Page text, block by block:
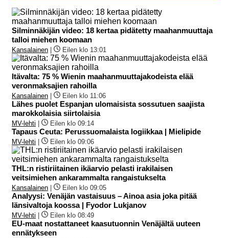
Silminnäkijän video: 18 kertaa pidätetty maahanmuuttaja
talloi miehen koomaan
Kansalainen Eilen klo 13:01
Itävalta: 75 % Wienin maahanmuuttajakodeista elää
veronmaksajien rahoilla
Kansalainen Eilen klo 11:06
Lähes puolet Espanjan ulomaisista sossutuen saajista
marokkolaisia siirtolaisia
MV-lehti Eilen klo 09:14
Tapaus Ceuta: Perussuomalaista logiikkaa | Mielipide
MV-lehti Eilen klo 09:06
THL:n ristiriitainen ikäarvio pelasti irakilaisen
veitsimiehen ankarammalta rangaistukselta
Kansalainen Eilen klo 09:05
Analyysi: Venäjän vastaisuus – Ainoa asia joka pitää
länsivaltoja koossa | Fyodor Lukjanov
MV-lehti Eilen klo 08:49
EU-maat nostattaneet kaasutuonnin Venäjältä uuteen
ennätykseen